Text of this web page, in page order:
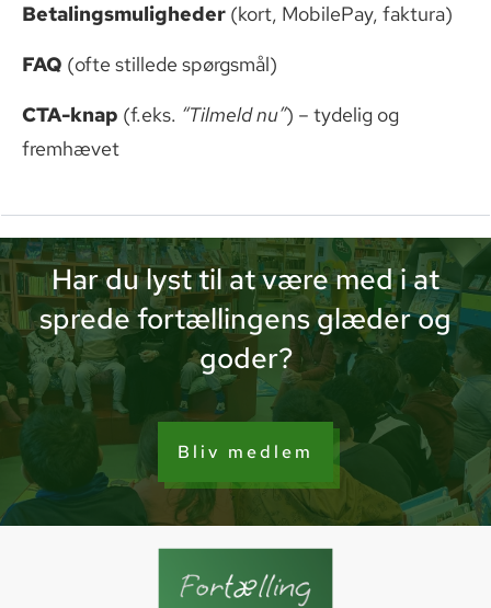
Betalingsmuligheder (kort, MobilePay, faktura)
FAQ (ofte stillede spørgsmål)
CTA-knap (f.eks. “Tilmeld nu”) – tydelig og
fremhævet
Har du lyst til at være med i at
sprede fortællingens glæder og
goder?
Bliv medlem